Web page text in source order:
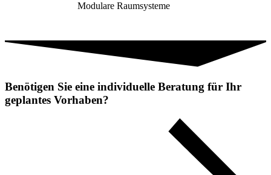
Modulare Raumsysteme
Benötigen Sie eine individuelle Beratung für Ihr
geplantes Vorhaben?